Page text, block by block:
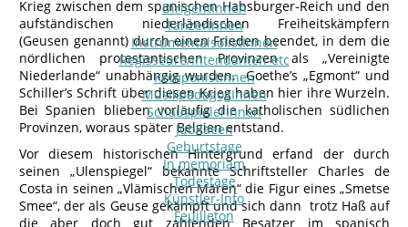
DirigentInnen
TänzerInnen
InstrumentalsolistInnen
Regisseure/Intendanten-etc
KomponistInnen
MusikpädagogInnen
SchauspielerInnen
Jubilaeen
Geburtstage
In memoriam
Todestage
Künstler-Info
Feuilleton
Krieg zwischen dem spanischen Habsburger-Reich und den
aufständischen niederländischen Freiheitskämpfern
(Geusen genannt) durch einen Frieden beendet, in dem die
nördlichen protestantischen Provinzen als „Vereinigte
Niederlande“ unabhängig wurden. Goethe’s „Egmont“ und
Schiller’s Schrift über diesen Krieg haben hier ihre Wurzeln.
Bei Spanien blieben vorläufig die katholischen südlichen
Provinzen, woraus später Belgien entstand.
Vor diesem historischen Hintergrund erfand der durch
seinen „Ulenspiegel“ bekannte Schriftsteller Charles de
Costa in seinen „Vlämischen Mären“ die Figur eines „Smetse
Smee“, der als Geuse gekämpft und sich dann trotz Haß auf
die aber doch gut zahlenden Besatzer im spanisch